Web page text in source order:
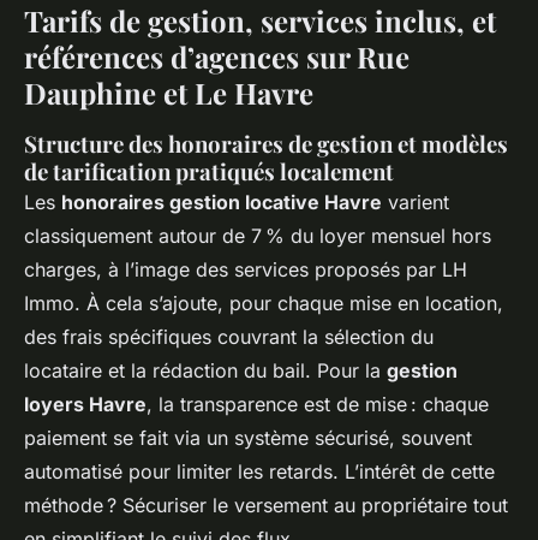
Tarifs de gestion, services inclus, et
références d’agences sur Rue
Dauphine et Le Havre
Structure des honoraires de gestion et modèles
de tarification pratiqués localement
Les honoraires gestion locative Havre varient
classiquement autour de 7 % du loyer mensuel hors
charges, à l’image des services proposés par LH
Immo. À cela s’ajoute, pour chaque mise en location,
des frais spécifiques couvrant la sélection du
locataire et la rédaction du bail. Pour la gestion
loyers Havre, la transparence est de mise : chaque
paiement se fait via un système sécurisé, souvent
automatisé pour limiter les retards. L’intérêt de cette
méthode ? Sécuriser le versement au propriétaire tout